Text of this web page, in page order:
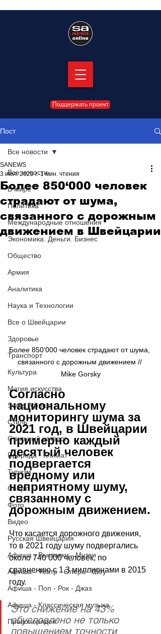
Поддержать проект
Пост
Все новости
В мире
Политика
Международные отношения
Экономика. Деньги. Бизнес
Общество
Армия
Аналитика
Наука и Технологии
Все о Швейцарии
Здоровье
Транспорт
Культура
Магия искусства
Swiss Афиша
Стиль
Стильный четверг
Природа - Климат
Туризм
Спорт
Фото
Видео
Русская Швейцария
Афиша - Выставки - Музеи
Афиша - Театр - Опера - Шоу
Афиша - Поп - Рок - Джаз
Афиша - Классическая музыка
Правопорядок
Все новости
Более 850‘000 человек
страдают от шума,
связанного с дорожным
движением в Швейцарии
SANEWS
3 июл. 2025 г. 1 мин. чтения
Более 850‘000 человек страдают от шума,
связанного с дорожным движением //
Mike Gorsky
Согласно
национальному
мониторингу шума за
2021 год, в Швейцарии
примерно каждый
десятый человек
подвергается
вредному или
неприятному шуму,
связанному с
дорожным движением.
Что касается дорожного движения,
то в 2021 году шуму подвергались
около 740‘000 человек, по
сравнению с 1,3 миллионами в 2015
году.
Это снижение на 43%
обусловлено не только
повышением точности